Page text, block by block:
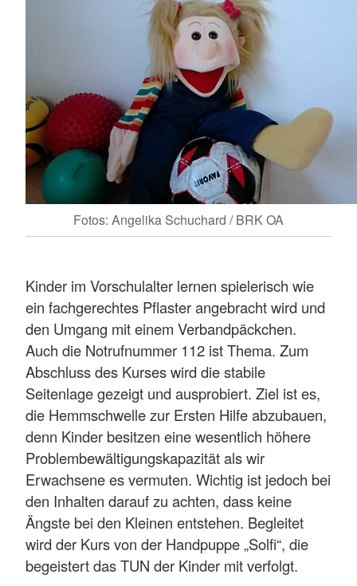
Fotos: Angelika Schuchard / BRK OA
Kinder im Vorschulalter lernen spielerisch wie
ein fachgerechtes Pflaster angebracht wird und
den Umgang mit einem Verbandpäckchen.
Auch die Notrufnummer 112 ist Thema. Zum
Abschluss des Kurses wird die stabile
Seitenlage gezeigt und ausprobiert. Ziel ist es,
die Hemmschwelle zur Ersten Hilfe abzubauen,
denn Kinder besitzen eine wesentlich höhere
Problembewältigungskapazität als wir
Erwachsene es vermuten. Wichtig ist jedoch bei
den Inhalten darauf zu achten, dass keine
Ängste bei den Kleinen entstehen. Begleitet
wird der Kurs von der Handpuppe „Solfi“, die
begeistert das TUN der Kinder mit verfolgt.